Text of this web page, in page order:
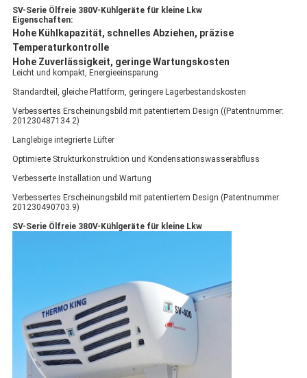
SV-Serie Ölfreie 380V-Kühlgeräte für kleine Lkw
Eigenschaften:
Hohe Kühlkapazität, schnelles Abziehen, präzise
Temperaturkontrolle
Hohe Zuverlässigkeit, geringe Wartungskosten
Leicht und kompakt, Energieeinsparung
Standardteil, gleiche Plattform, geringere Lagerbestandskosten
Verbessertes Erscheinungsbild mit patentiertem Design ((Patentnummer:
201230487134.2)
Langlebige integrierte Lüfter
Optimierte Strukturkonstruktion und Kondensationswasserabfluss
Verbesserte Installation und Wartung
Verbessertes Erscheinungsbild mit patentiertem Design (Patentnummer:
201230490703.9)
SV-Serie Ölfreie 380V-Kühlgeräte für kleine Lkw